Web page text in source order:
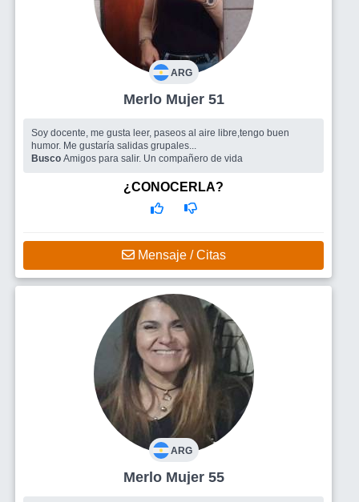
ARG
Merlo Mujer 51
Soy docente, me gusta leer, paseos al aire libre,tengo buen
humor. Me gustaría salidas grupales...
Busco Amigos para salir. Un compañero de vida
¿CONOCERLA?
Mensaje / Citas
ARG
Merlo Mujer 55